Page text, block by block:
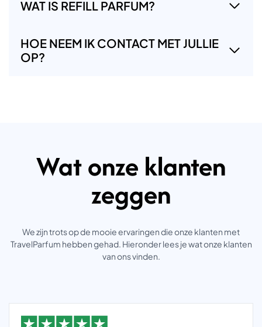
WAT IS REFILL PARFUM?
HOE NEEM IK CONTACT MET JULLIE
OP?
Wat onze klanten
zeggen
We zijn trots op de mooie ervaringen die onze klanten met
TravelParfum hebben gehad. Hieronder lees je wat onze klanten
van ons vinden.